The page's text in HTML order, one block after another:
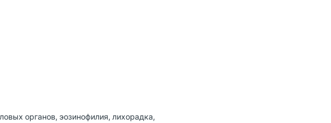
органов, эозинофилия, лихорадка,